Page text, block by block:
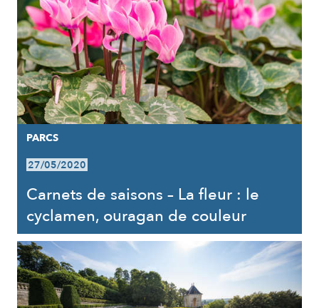
PARCS
27/05/2020
Carnets de saisons – La fleur : le
cyclamen, ouragan de couleur